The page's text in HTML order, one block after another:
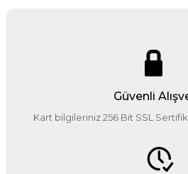
Güvenli
Kart bilgileriniz 256 Bit SSL